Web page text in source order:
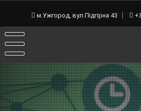
м.Ужгород, вул.Підгірна 43